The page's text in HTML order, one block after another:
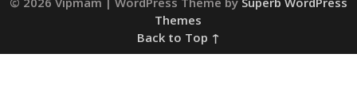
Themes
Back to Top ↑